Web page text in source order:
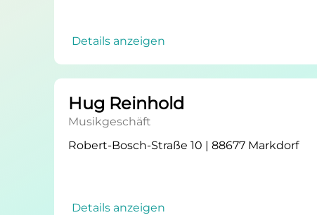
Details anzeigen
Hug Reinhold
Musikgeschäft
Robert-Bosch-Straße 10 | 88677 Markdorf
Details anzeigen